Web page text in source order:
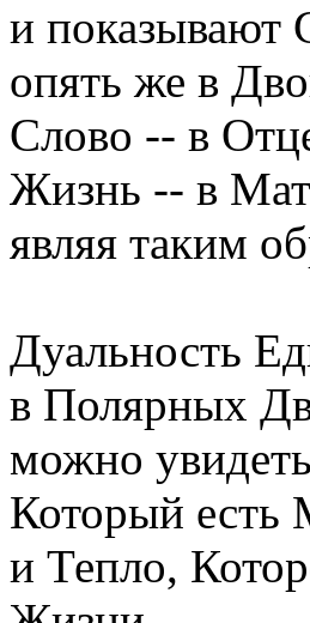
и показывают
опять же в
Слово -- в
Жизнь -- в
являя таким
Дуальность
в Полярных
можно
Который есть
и Тепло,